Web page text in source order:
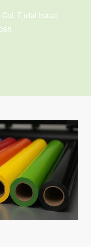
Col. Ejidal Isaac
Las Trojes León,